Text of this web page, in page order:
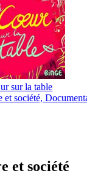
sur la table
et société,
et société